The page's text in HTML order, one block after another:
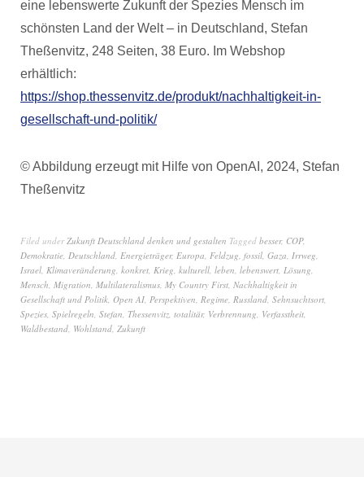
eine lebenswerte Zukunft der Spezies Mensch im
schönsten Land der Welt – in Deutschland, Stefan
Theßenvitz, 248 Seiten, 38 Euro. Im Webshop
erhältlich:
https://shop.thessenvitz.de/produkt/nachhaltigkeit-in-
gesellschaft-und-politik/
© Abbildung erzeugt mit Hilfe von OpenAI, 2024, Stefan
Theßenvitz
Filed underZukunft Deutschland denken und gestalten Tagged besser, COP,
Demokratie, Deutschland, Energieträger, Europa, Feldzug, fossil, Gaza, Irrweg,
Israel, Klimaveränderung, konkret, Krieg, kulturell, leben, lebenswert, Lösung,
Mensch, Migration, Multilateralismus, My Country First, Nachhaltigkeit in
Gesellschaft und Politik, Open AI, Perspektiven, Regime, Russland, Sehnsuchtsort,
Spezies, Spielregeln, Stefan, Thessenvitz, totalitär, Verbrennung, Verfasstheit,
Waldbestand, Wohlstand, Zukunft